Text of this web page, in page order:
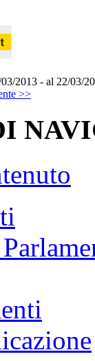
2013 - al 22/03/
>>